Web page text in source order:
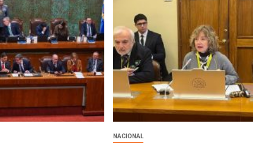
NACIONAL